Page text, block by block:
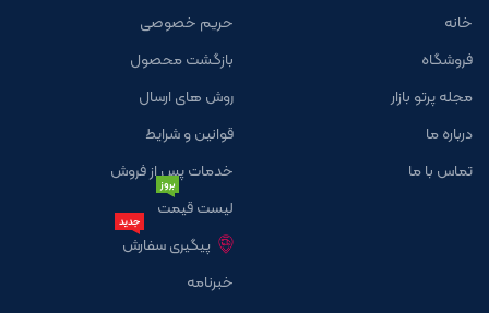
خانه
فروشگاه
مجله پرتو بازار
درباره ما
تماس با ما
حریم خصوصی
بازگشت محصول
روش های ارسال
قوانین و شرایط
خدمات پس از فروش
لیست قیمت
بروز
پیگیری سفارش
جدید
خبرنامه